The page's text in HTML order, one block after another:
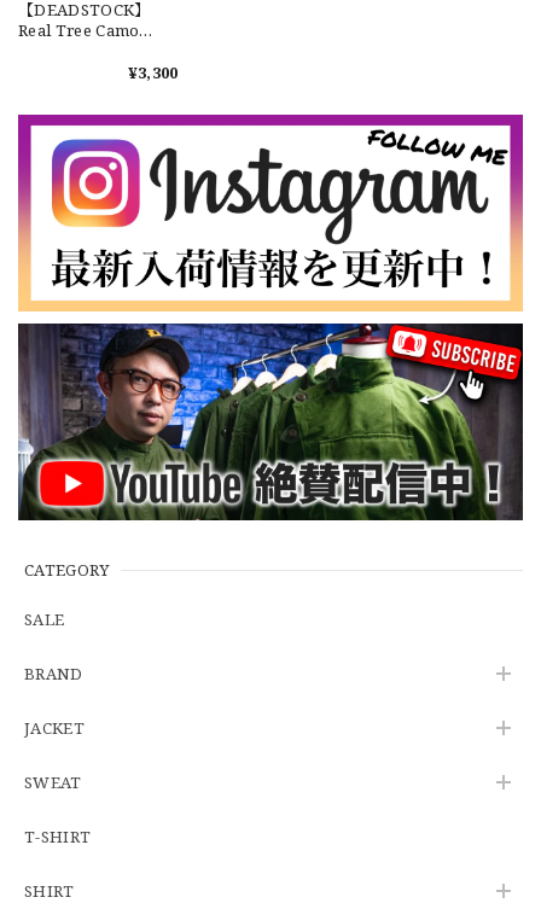
CATEGORY
SALE
BRAND
JACKET
SWEAT
T-SHIRT
SHIRT
DSA
なかなか見つからないこの色味が本当に好きです！ありがと
うございました！
【LARGE】Ralph Lauren Short Sleeve Cotton BD Shirt ラルフローレン ユーズド 半袖 ボタンダウンシャツ No.146
2026/07/14
３.1947 New York Cubans
2026/07/01
【DEADSTOCK】
Real Tree Camo
RUSSELL ＆ JERZEES
ルツリーカモ Tシャツ
ラッセル ジャジーズ
¥3,300